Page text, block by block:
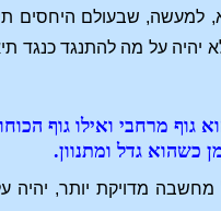
שבעולם היחסים
על מה להתנגד כנגד
מרחבי ואילו גוף
כשהוא גדל ומתנוון.
מדויקת יותר, יהיה